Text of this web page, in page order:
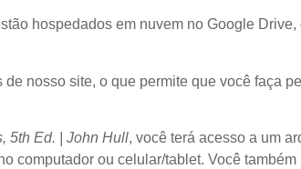
hospedados em nuvem no Google
nosso site, o que permite que você faça
5th Ed. | John Hull, você terá acesso a um
computador ou celular/tablet. Você